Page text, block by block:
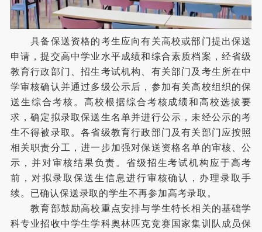
具备保送资格的考生应向有关高校或部门提出保送
申请，提交高中学业水平成绩和综合素质档案，经省级
教育行政部门、招生考试机构、有关部门及考生所在中
学审核确认并通过多级公示后，参加有关高校组织的保
送生综合考核。高校根据综合考核成绩和高校选拔要
求，确定拟录取保送生名单并进行公示，未经公示的考
生不得被录取。各省级教育行政部门及有关部门应按照
相关职责分工，进一步加强对保送资格名单的审核、公
示，并对审核结果负责。省级招生考试机构应于高考
前，对拟录取保送生信息进行审核确认，办理录取手
续。已确认保送录取的学生不再参加高考录取。
教育部鼓励高校重点安排与学生特长相关的基础学
科专业招收中学生学科奥林匹克竞赛国家集训队成员保